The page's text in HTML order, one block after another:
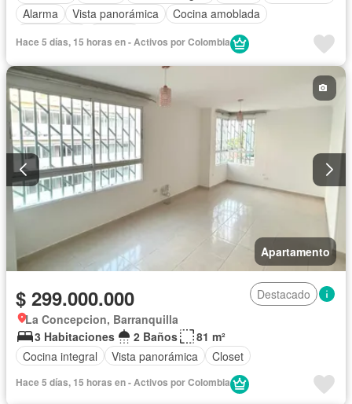
Alarma
Vista panorámica
Cocina amoblada
Hace 5 días, 15 horas en - Activos por Colombia
Apartamento
$ 299.000.000
Destacado
La Concepcion, Barranquilla
3 Habitaciones
2 Baños
81 m²
Cocina integral
Vista panorámica Closet
Hace 5 días, 15 horas en - Activos por Colombia